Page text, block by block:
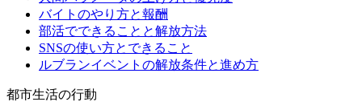
バイトのやり方と報酬
部活でできることと解放方法
SNSの使い方とできること
ルブランイベントの解放条件と進め方
都市生活の行動